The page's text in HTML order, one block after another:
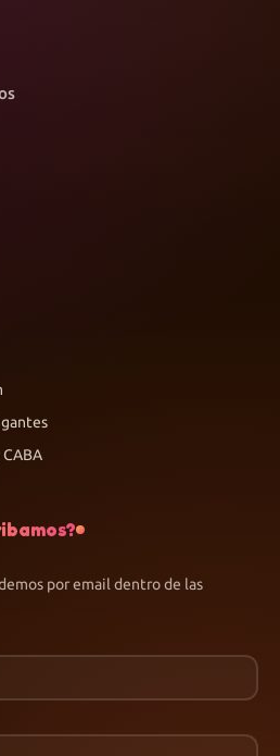
por email dentro de las